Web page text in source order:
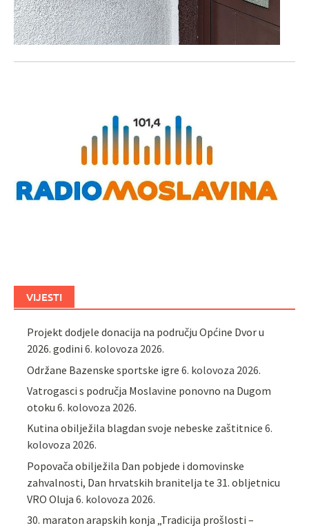
VIJESTI
Projekt dodjele donacija na području Općine Dvor u
2026. godini 6. kolovoza 2026.
Održane Bazenske sportske igre 6. kolovoza 2026.
Vatrogasci s područja Moslavine ponovno na Dugom
otoku 6. kolovoza 2026.
Kutina obilježila blagdan svoje nebeske zaštitnice 6.
kolovoza 2026.
Popovača obilježila Dan pobjede i domovinske
zahvalnosti, Dan hrvatskih branitelja te 31. obljetnicu
VRO Oluja 6. kolovoza 2026.
30. maraton arapskih konja „Tradicija prošlosti –